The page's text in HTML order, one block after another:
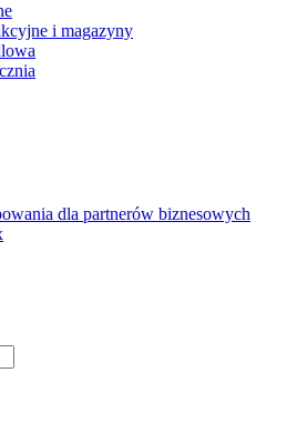
i magazyny
dla partnerów biznesowych